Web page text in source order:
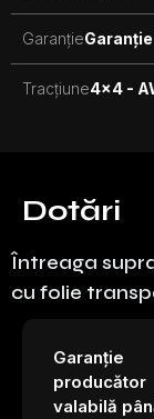
Garanție
Tracțiune4x4 -
Dotări
Întreaga
cu folie
Garanție
producător
valabilă